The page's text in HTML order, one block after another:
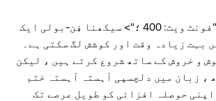
<اسپین اسٹائل = "فونٹ ویٹ: 400 ؛"> سیکھنا فِن-بولی ایک
بہت زیادہ وقت اور کوشش لگ سکتی ہے۔
و خروش کے ساتھ شروع کرتے ہیں ، لیکن
، زبان میں دلچسپی آہستہ آہستہ ختم
اپنی حوصلہ افزائی کو طویل عرصے تک